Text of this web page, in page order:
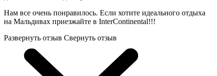
Нам все очень понравилось. Если хотите идеального отдыха
на Мальдивах приезжайте в InterContinental!!!
Развернуть отзыв Свернуть отзыв